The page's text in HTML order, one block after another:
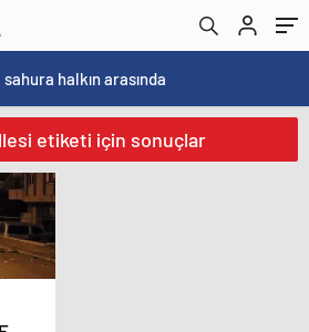
halkın arasında
etiketi için sonuçlar